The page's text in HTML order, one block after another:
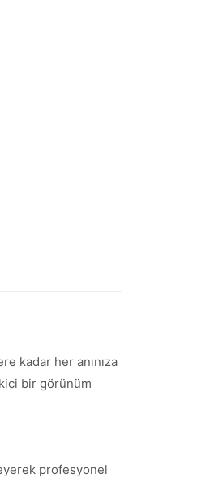
kadar her anınıza
bir görünüm
profesyonel